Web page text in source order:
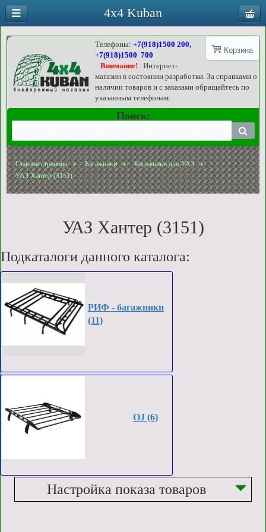
Корзина
Телефоны:+7(918)1500 200,
+7(918)1500 700
Внимание!
Интернет-
магазин в состоянии разработки. За справками о
наличии товаров и с заказами обращайтесь по
указанным телефонам.
Поиск:
Главная страница Багажники
Багажники для УАЗ
УАЗ Хантер (3151)
УАЗ Хантер (3151)
Подкаталоги данного каталога:
РИФ - багажники
(11)
OJ (6)
Настройка показа товаров
4x4 Kuban